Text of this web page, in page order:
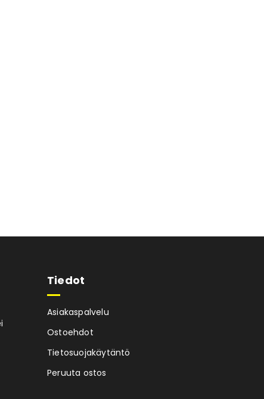
Tiedot
Asiakaspalvelu
Ostoehdot
Tietosuojakäytäntö
Peruuta ostos